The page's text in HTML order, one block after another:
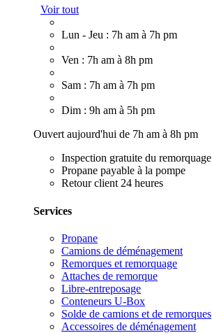
Voir tout
Lun - Jeu : 7h am à 7h pm
Ven : 7h am à 8h pm
Sam : 7h am à 7h pm
Dim : 9h am à 5h pm
Ouvert aujourd'hui de 7h am à 8h pm
Inspection gratuite du remorquage
Propane payable à la pompe
Retour client 24 heures
Services
Propane
Camions de déménagement
Remorques et remorquage
Attaches de remorque
Libre-entreposage
Conteneurs U-Box
Solde de camions et de remorques
Accessoires de déménagement